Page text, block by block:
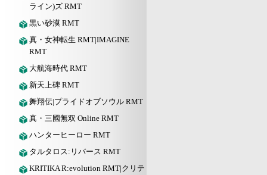
ライン)ズ RMT
黒い砂漠 RMT
真・女神転生 RMT|IMAGINE
RMT
大航海時代 RMT
新天上碑 RMT
舞翔伝|プライドオブソウル RMT
真・三國無双 Online RMT
ハンターヒーロー RMT
タルタロス:リバース RMT
KRITIKA R:evolution RMT|クリテ